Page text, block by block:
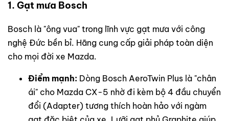
1. Gạt mưa Bosch
Bosch là "ông vua" trong lĩnh vực gạt mưa với công
nghệ Đức bền bỉ. Hãng cung cấp giải pháp toàn diện
cho mọi đời xe Mazda.
Điểm mạnh: Dòng Bosch AeroTwin Plus là "chân
ái" cho Mazda CX-5 nhờ đi kèm bộ 4 đầu chuyển
đổi (Adapter) tương thích hoàn hảo với ngàm